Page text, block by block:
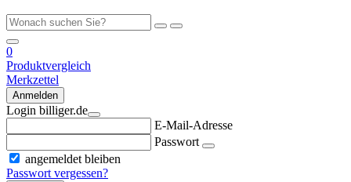
0
Produktvergleich
Merkzettel
Anmelden
Login billiger.de
E-Mail-Adresse
Passwort
angemeldet bleiben
Passwort vergessen?